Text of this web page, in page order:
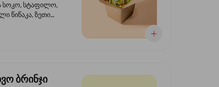
სოკო, სტაფილო,
წიწაკა, ზეთი
ბრინჯი